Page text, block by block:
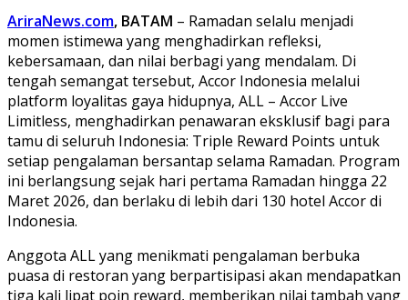
AriraNews.com, BATAM – Ramadan selalu menjadi
momen istimewa yang menghadirkan refleksi,
kebersamaan, dan nilai berbagi yang mendalam. Di
tengah semangat tersebut, Accor Indonesia melalui
platform loyalitas gaya hidupnya, ALL – Accor Live
Limitless, menghadirkan penawaran eksklusif bagi para
tamu di seluruh Indonesia: Triple Reward Points untuk
setiap pengalaman bersantap selama Ramadan. Program
ini berlangsung sejak hari pertama Ramadan hingga 22
Maret 2026, dan berlaku di lebih dari 130 hotel Accor di
Indonesia.
Anggota ALL yang menikmati pengalaman berbuka
puasa di restoran yang berpartisipasi akan mendapatkan
tiga kali lipat poin reward, memberikan nilai tambah yang